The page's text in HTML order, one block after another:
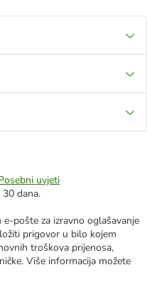
uvjeti
30 dana.
pošte za izravno oglašavanje
prigovor u bilo kojem
troškova prijenosa,
Više informacija možete